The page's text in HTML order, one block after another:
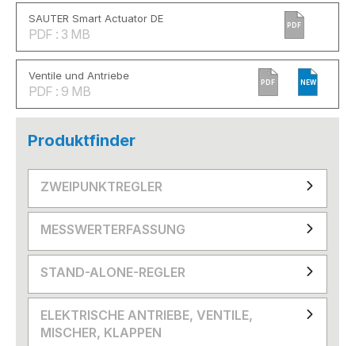
SAUTER Smart Actuator DE
PDF : 3 MB
PDF
Ventile und Antriebe
PDF : 9 MB
PDF NEW
Produktfinder
ZWEIPUNKTREGLER
MESSWERTERFASSUNG
STAND-ALONE-REGLER
ELEKTRISCHE ANTRIEBE, VENTILE,
MISCHER, KLAPPEN